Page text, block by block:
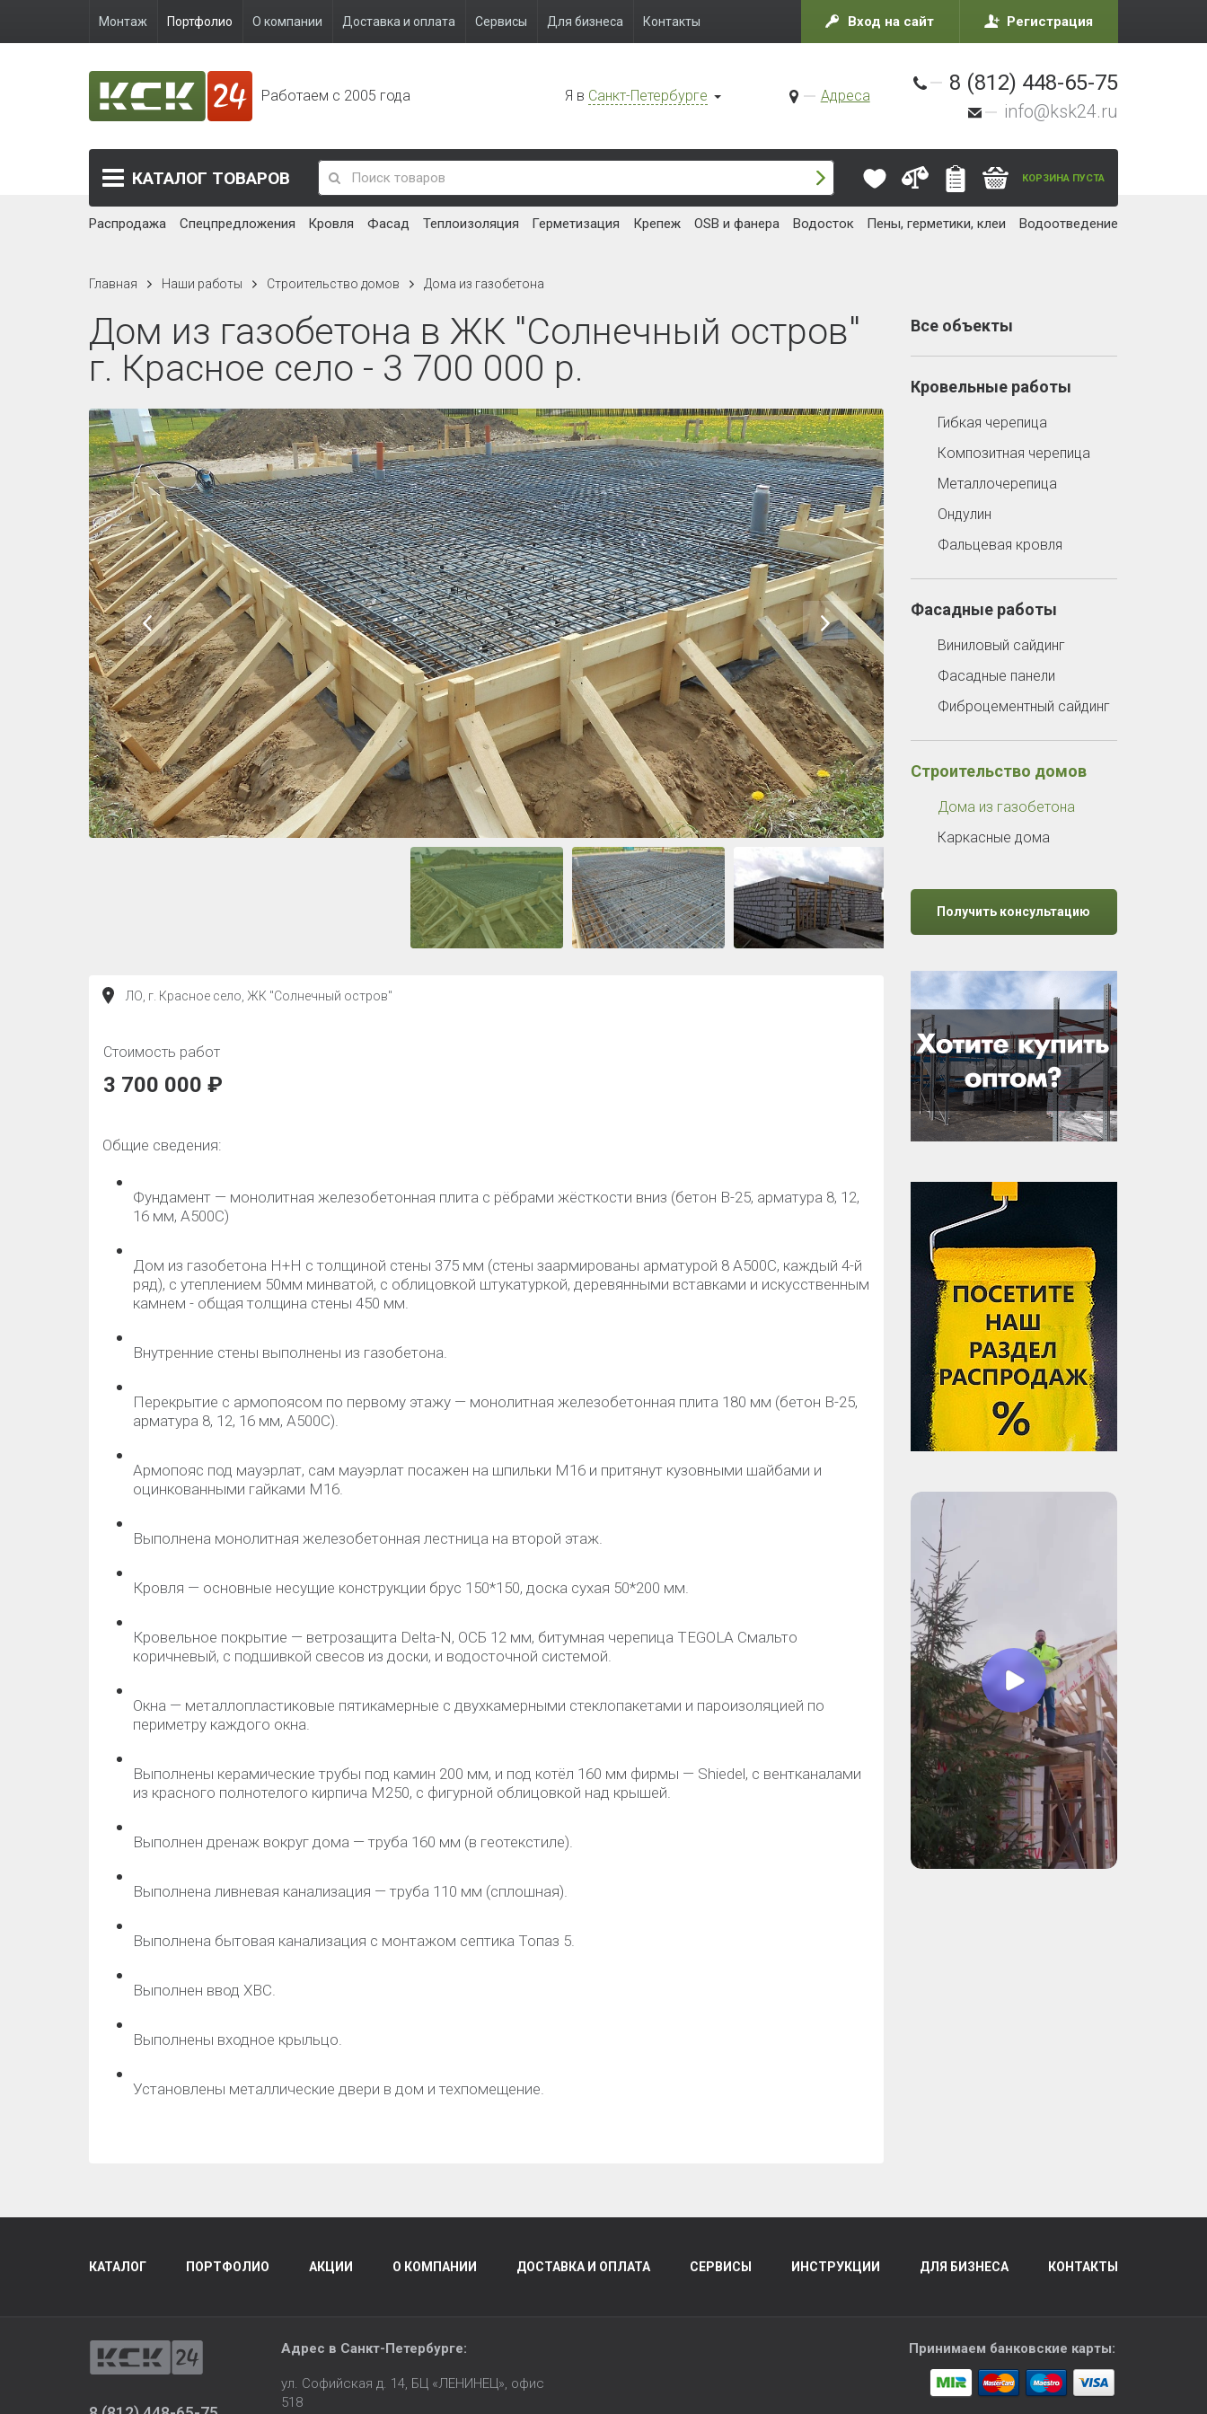
Монтаж Портфолио О компании Доставка и оплата Сервисы Для бизнеса Контакты Вход на сайт Регистрация
Работаем с 2005 года Я в Санкт-Петербурге Адреса
8 (812) 448-65-75
info@ksk24.ru
КАТАЛОГ ТОВАРОВ КОРЗИНА ПУСТА
Распродажа Спецпредложения Кровля Фасад Теплоизоляция Герметизация Крепеж OSB и фанера Водосток Пены, герметики, клеи Водоотведение
Главная Наши работы Строительство домов Дома из газобетона
Дом из газобетона в ЖК "Солнечный остров"
г. Красное село - 3 700 000 р.
ЛО, г. Красное село, ЖК "Солнечный остров"
Стоимость работ
3 700 000 ₽
Общие сведения:
Фундамент — монолитная железобетонная плита с рёбрами жёсткости вниз (бетон В-25, арматура 8, 12,
16 мм, А500С)
Дом из газобетона Н+Н с толщиной стены 375 мм (стены заармированы арматурой 8 А500С, каждый 4-й
ряд), с утеплением 50мм минватой, с облицовкой штукатуркой, деревянными вставками и искусственным
камнем - общая толщина стены 450 мм.
Внутренние стены выполнены из газобетона.
Перекрытие с армопоясом по первому этажу — монолитная железобетонная плита 180 мм (бетон В-25,
арматура 8, 12, 16 мм, А500С).
Армопояс под мауэрлат, сам мауэрлат посажен на шпильки М16 и притянут кузовными шайбами и
оцинкованными гайками М16.
Выполнена монолитная железобетонная лестница на второй этаж.
Кровля — основные несущие конструкции брус 150*150, доска сухая 50*200 мм.
Кровельное покрытие — ветрозащита Delta-N, ОСБ 12 мм, битумная черепица TEGOLA Смальто
коричневый, с подшивкой свесов из доски, и водосточной системой.
Окна — металлопластиковые пятикамерные с двухкамерными стеклопакетами и пароизоляцией по
периметру каждого окна.
Выполнены керамические трубы под камин 200 мм, и под котёл 160 мм фирмы — Shiedel, с вентканалами
из красного полнотелого кирпича М250, с фигурной облицовкой над крышей.
Выполнен дренаж вокруг дома — труба 160 мм (в геотекстиле).
Выполнена ливневая канализация — труба 110 мм (сплошная).
Выполнена бытовая канализация с монтажом септика Топаз 5.
Выполнен ввод ХВС.
Выполнены входное крыльцо.
Установлены металлические двери в дом и техпомещение.
Все объекты
Кровельные работы
Гибкая черепица
Композитная черепица
Металлочерепица
Ондулин
Фальцевая кровля
Фасадные работы
Виниловый сайдинг
Фасадные панели
Фиброцементный сайдинг
Строительство домов
Дома из газобетона
Каркасные дома
Получить консультацию
КАТАЛОГ ПОРТФОЛИО АКЦИИ О КОМПАНИИ ДОСТАВКА И ОПЛАТА СЕРВИСЫ ИНСТРУКЦИИ ДЛЯ БИЗНЕСА КОНТАКТЫ
Адрес в Санкт-Петербурге:
ул. Софийская д. 14, БЦ «ЛЕНИНЕЦ», офис
518
Принимаем банковские карты: